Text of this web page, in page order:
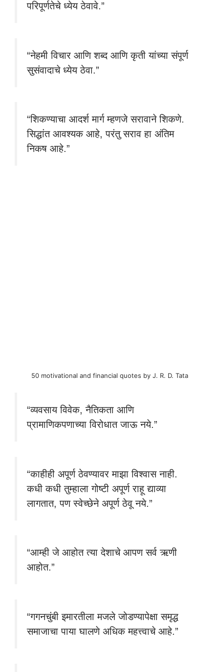
परिपूर्णतेचे ध्येय ठेवावे.”
“नेहमी विचार आणि शब्द आणि कृती यांच्या संपूर्ण
सुसंवादाचे ध्येय ठेवा.”
“शिकण्याचा आदर्श मार्ग म्हणजे सरावाने शिकणे.
सिद्धांत आवश्यक आहे, परंतु सराव हा अंतिम
निकष आहे.”
50 motivational and financial quotes by J. R. D. Tata
“व्यवसाय विवेक, नैतिकता आणि
प्रामाणिकपणाच्या विरोधात जाऊ नये.”
“काहीही अपूर्ण ठेवण्यावर माझा विश्वास नाही.
कधी कधी तुम्हाला गोष्टी अपूर्ण राहू द्याव्या
लागतात, पण स्वेच्छेने अपूर्ण ठेवू नये.”
“आम्ही जे आहोत त्या देशाचे आपण सर्व ऋणी
आहोत.”
“गगनचुंबी इमारतीला मजले जोडण्यापेक्षा समृद्ध
समाजाचा पाया घालणे अधिक महत्त्वाचे आहे.”